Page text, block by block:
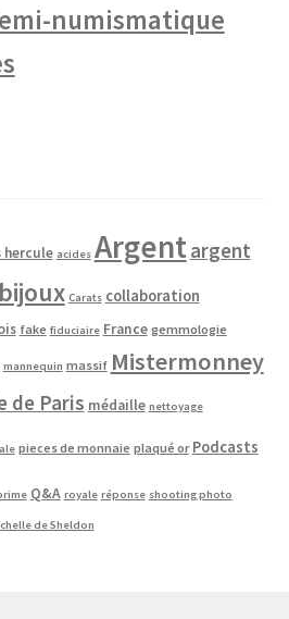
numismatique
hercule acides Argentargent
bijoux Carats collaboration
fake fiduciaire France gemmologie
mannequin massif Mistermonney
de Paris médaille nettoyage
pieces de monnaie plaqué or Podcasts
Q&A royale réponse shooting photo
de Sheldon